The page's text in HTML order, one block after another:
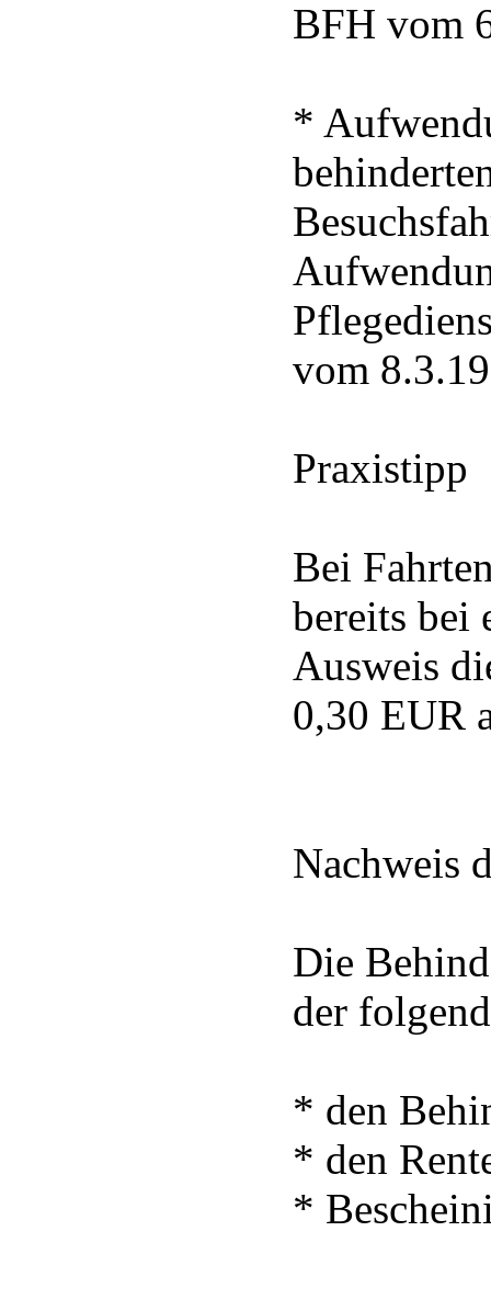
BFH vom
*
vom
Praxistipp
Bei
bereits bei
Ausweis
0,30 EUR
Nachweis
Die
der
* den
* den
*